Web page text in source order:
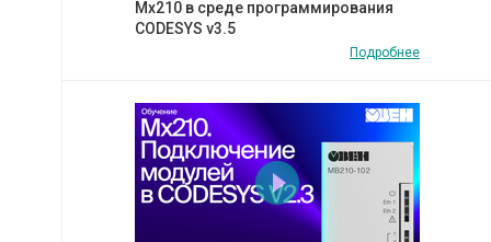
Мх210 в среде программирования
CODESYS v3.5
Подробнее